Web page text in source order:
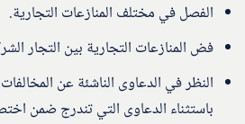
الفصل في مختلف المنازعات التجارية.
فض المنازعات التجارية بين التجار
النظر في الدعاوى الناشئة عن المخالفات
باستثناء الدعاوى التي تندرج ضمن